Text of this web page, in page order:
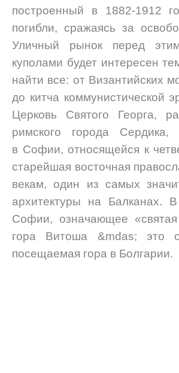
построенный в 1882-1912
погибли, сражаясь за
Уличный рынок перед
куполами будет интересен
найти все: от Византийских
до китча коммунистической
Церковь Святого Георга,
римского города Сердика,
в Софии, относящейся к
старейшая восточная
векам, один из самых
архитектуры на Балканах.
Софии, означающее
гора Витоша &mdas; это
посещаемая гора в Болгарии.